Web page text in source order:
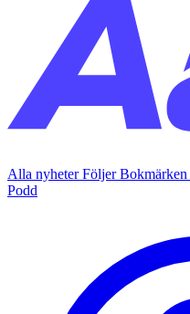
Alla nyheterFöljerBokmärken
Podd